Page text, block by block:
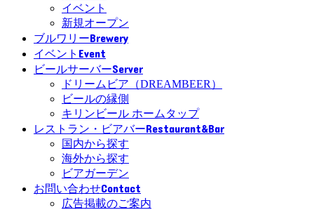
イベント
新規オープン
ブルワリーBrewery
イベント Event
ビールサーバーServer
ドリームビア（DREAMBEER）
ビールの縁側
キリンビール ホームタップ
レストラン・ビアバーRestaurant&Bar
国内から探す
海外から探す
ビアガーデン
お問い合わせContact
広告掲載のご案内